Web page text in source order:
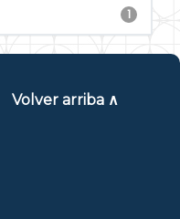
1
Volver arriba ∧